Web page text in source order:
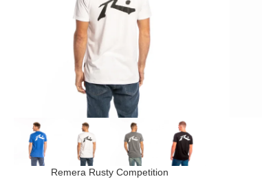
Remera Rusty Competition